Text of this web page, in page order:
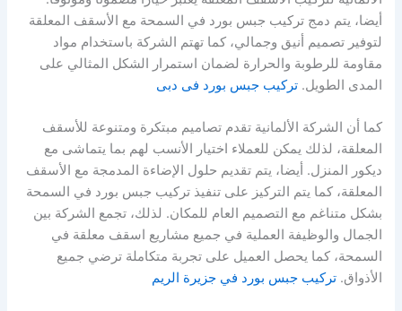
أيضا، يتم دمج تركيب جبس بورد في السمحة مع الأسقف المعلقة
لتوفير تصميم أنيق وجمالي، كما تهتم الشركة باستخدام مواد
مقاومة للرطوبة والحرارة لضمان استمرار الشكل المثالي على
المدى الطويل.تركيب جبس بورد فى دبى
كما أن الشركة الألمانية تقدم تصاميم مبتكرة ومتنوعة للأسقف
المعلقة، لذلك يمكن للعملاء اختيار الأنسب لهم بما يتماشى مع
ديكور المنزل. أيضا، يتم تقديم حلول الإضاءة المدمجة مع الأسقف
المعلقة، كما يتم التركيز على تنفيذ تركيب جبس بورد في السمحة
بشكل متناغم مع التصميم العام للمكان. لذلك، تجمع الشركة بين
الجمال والوظيفة العملية في جميع مشاريع اسقف معلقة في
السمحة، كما يحصل العميل على تجربة متكاملة ترضي جميع
الأذواق.تركيب جبس بورد في جزيرة الريم